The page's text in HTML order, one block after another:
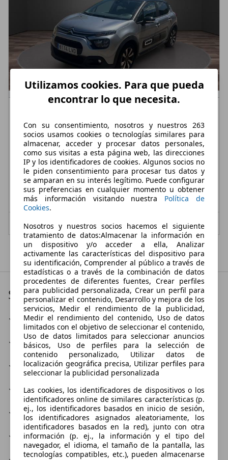
1.2 PureTech S&S Feel Pack 83
€ 7.990,-
120.000 km
05/2021
60 kW (82 CV)
Ocasión
- (Propietarios)
Gasolina
4,7 l/100 km (mixto)1 - (g/km)
Vendedor,ES-28850 MADRID
Mostrar todas las últimas ofertas
Servicios
Inspección
Jefe de taller
Lavado de coches
Pinturas, revestimientos de plástico
Reparación de aire acondicionado
Reparación de cilindros
Utilizamos cookies. Para que pueda
encontrar lo que necesita.
Con su consentimiento, nosotros y nuestros 263
socios usamos cookies o tecnologías similares para
almacenar, acceder y procesar datos personales,
como sus visitas a esta página web, las direcciones
IP y los identificadores de cookies. Algunos socios no
le piden consentimiento para procesar tus datos y
se amparan en su interés legítimo. Puede configurar
sus preferencias en cualquier momento u obtener
más información visitando nuestra Política de
Cookies.
Nosotros y nuestros socios hacemos el siguiente
tratamiento de datos:Almacenar la información en
un dispositivo y/o acceder a ella, Analizar
activamente las características del dispositivo para
su identificación, Comprender al público a través de
estadísticas o a través de la combinación de datos
procedentes de diferentes fuentes, Crear perfiles
para publicidad personalizada, Crear un perfil para
personalizar el contenido, Desarrollo y mejora de los
servicios, Medir el rendimiento de la publicidad,
Medir el rendimiento del contenido, Uso de datos
limitados con el objetivo de seleccionar el contenido,
Uso de datos limitados para seleccionar anuncios
básicos, Uso de perfiles para la selección de
contenido personalizado, Utilizar datos de
localización geográfica precisa, Utilizar perfiles para
seleccionar la publicidad personalizada
Las cookies, los identificadores de dispositivos o los
identificadores online de similares características (p.
ej., los identificadores basados en inicio de sesión,
los identificadores asignados aleatoriamente, los
identificadores basados en la red), junto con otra
información (p. ej., la información y el tipo del
navegador, el idioma, el tamaño de la pantalla, las
tecnologías compatibles, etc.), pueden almacenarse